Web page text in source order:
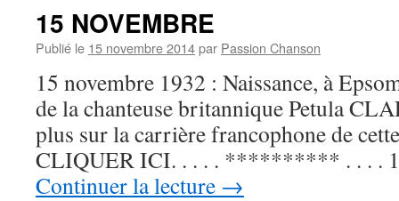
15 NOVEMBRE
Publié le 15 novembre 2014par Passion Chanson
15 novembre 1932 : Naissance, à
de la chanteuse britannique Petula
plus sur la carrière francophone de
CLIQUER ICI. . . . . ********** . . . .
Continuer la lecture →